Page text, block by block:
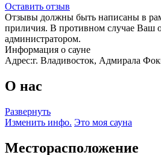
Оставить отзыв
Отзывы должны быть написаны в
приличия. В противном случае Ваш
администратором.
Информация о сауне
Адрес:г. Владивосток, Адмирала
О нас
Развернуть
Изменить инфо. Это моя сауна
Месторасположение